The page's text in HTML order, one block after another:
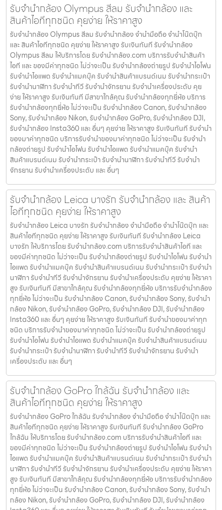
รับจํานํากล้อง Olympus สีลม รับจํานํากล้อง และ
สินค้าไอทีทุกชนิด คุยง่าย ให้ราคาสูง
รับจํานํากล้อง Olympus สีลม รับจํานํากล้อง จำนำมือถือ จำนำโน๊ตบุ๊ก
และ สินค้าไอทีทุกชนิด คุยง่าย ให้ราคาสูง รับเงินทันที รับจํานํากล้อง
Olympus สีลม ให้บริการโดย รับจํานํากล้อง.com บริการรับจํานําสินค้า
ไอที และ ของมีค่าทุกชนิด ไม่ว่าจะเป็น รับจํานํากล้องถ่ายรูป รับจํานําไอโฟน
รับจํานําไอแพด รับจํานําแมคบุ๊ค รับจํานําสินค้าแบรนด์เนม รับจํานํากระเป๋า
รับจํานํานาฬิกา รับจํานําทีวี รับจํานําจักรยาน รับจํานําเครื่องประดับ คุย
ง่าย ให้ราคาสูง รับเงินทันที มีสาขาใกล้คุณ รับจำนำกล้องทุกยี่ห้อ บริการ
รับจำนำกล้องทุกยี่ห้อ ไม่ว่าจะเป็น รับจำนำกล้อง Canon, รับจำนำกล้อง
Sony, รับจำนำกล้อง Nikon, รับจำนำกล้อง GoPro, รับจำนำกล้อง DJI,
รับจำนำกล้อง Insta360 และ อื่นๆ คุยง่าย ให้ราคาสูง รับเงินทันที รับจำนำ
ของมาค่าทุกชนิด บริการรับจำนำของมาค่าทุกชนิด ไม่ว่าจะเป็น รับจํานํา
กล้องถ่ายรูป รับจํานําไอโฟน รับจํานําไอแพด รับจํานําแมคบุ๊ค รับจํานํา
สินค้าแบรนด์เนม รับจํานํากระเป๋า รับจํานํานาฬิกา รับจํานําทีวี รับจํานํา
จักรยาน รับจํานําเครื่องประดับ และ อื่นๆ
รับจำนำกล้อง Leica บางรัก รับจํานํากล้อง และ สินค้า
ไอทีทุกชนิด คุยง่าย ให้ราคาสูง
รับจำนำกล้อง Leica บางรัก รับจํานํากล้อง จำนำมือถือ จำนำโน๊ตบุ๊ก และ
สินค้าไอทีทุกชนิด คุยง่าย ให้ราคาสูง รับเงินทันที รับจำนำกล้อง Leica
บางรัก ให้บริการโดย รับจํานํากล้อง.com บริการรับจํานําสินค้าไอที และ
ของมีค่าทุกชนิด ไม่ว่าจะเป็น รับจํานํากล้องถ่ายรูป รับจํานําไอโฟน รับจํานํา
ไอแพด รับจํานําแมคบุ๊ค รับจํานําสินค้าแบรนด์เนม รับจํานํากระเป๋า รับจํานํา
นาฬิกา รับจํานําทีวี รับจํานําจักรยาน รับจํานําเครื่องประดับ คุยง่าย ให้ราคา
สูง รับเงินทันที มีสาขาใกล้คุณ รับจำนำกล้องทุกยี่ห้อ บริการรับจำนำกล้อง
ทุกยี่ห้อ ไม่ว่าจะเป็น รับจำนำกล้อง Canon, รับจำนำกล้อง Sony, รับจำนำ
กล้อง Nikon, รับจำนำกล้อง GoPro, รับจำนำกล้อง DJI, รับจำนำกล้อง
Insta360 และ อื่นๆ คุยง่าย ให้ราคาสูง รับเงินทันที รับจำนำของมาค่าทุก
ชนิด บริการรับจำนำของมาค่าทุกชนิด ไม่ว่าจะเป็น รับจํานํากล้องถ่ายรูป
รับจํานําไอโฟน รับจํานําไอแพด รับจํานําแมคบุ๊ค รับจํานําสินค้าแบรนด์เนม
รับจํานํากระเป๋า รับจํานํานาฬิกา รับจํานําทีวี รับจํานําจักรยาน รับจํานํา
เครื่องประดับ และ อื่นๆ
รับจำนำกล้อง GoPro ใกล้ฉัน รับจํานํากล้อง และ
สินค้าไอทีทุกชนิด คุยง่าย ให้ราคาสูง
รับจำนำกล้อง GoPro ใกล้ฉัน รับจํานํากล้อง จำนำมือถือ จำนำโน๊ตบุ๊ก และ
สินค้าไอทีทุกชนิด คุยง่าย ให้ราคาสูง รับเงินทันที รับจำนำกล้อง GoPro
ใกล้ฉัน ให้บริการโดย รับจํานํากล้อง.com บริการรับจํานําสินค้าไอที และ
ของมีค่าทุกชนิด ไม่ว่าจะเป็น รับจํานํากล้องถ่ายรูป รับจํานําไอโฟน รับจํานํา
ไอแพด รับจํานําแมคบุ๊ค รับจํานําสินค้าแบรนด์เนม รับจํานํากระเป๋า รับจํานํา
นาฬิกา รับจํานําทีวี รับจํานําจักรยาน รับจํานําเครื่องประดับ คุยง่าย ให้ราคา
สูง รับเงินทันที มีสาขาใกล้คุณ รับจำนำกล้องทุกยี่ห้อ บริการรับจำนำกล้อง
ทุกยี่ห้อ ไม่ว่าจะเป็น รับจำนำกล้อง Canon, รับจำนำกล้อง Sony, รับจำนำ
กล้อง Nikon, รับจำนำกล้อง GoPro, รับจำนำกล้อง DJI, รับจำนำกล้อง